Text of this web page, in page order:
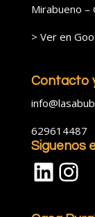
Mirabueno –
> Ver en
Contacto
629614487
Siguenos